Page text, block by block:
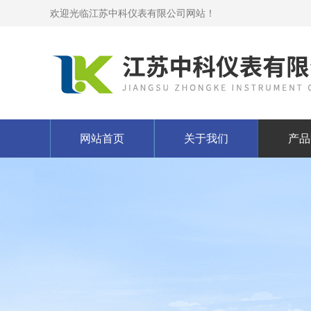
欢迎光临江苏中科仪表有限公司网站！
网站首页 关于我们 产